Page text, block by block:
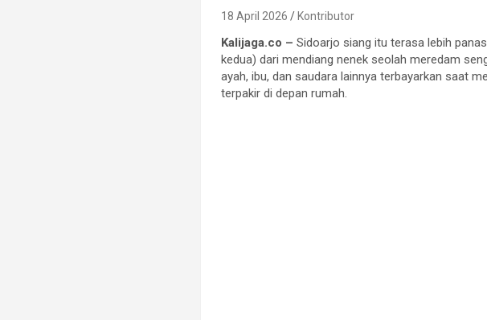
18 April 2026 Kontributor
Kalijaga.co – Sidoarjo siang itu terasa lebih
kedua) dari mendiang nenek seolah meredam
ayah, ibu, dan saudara lainnya terbayarkan saat
terpakir di depan rumah.